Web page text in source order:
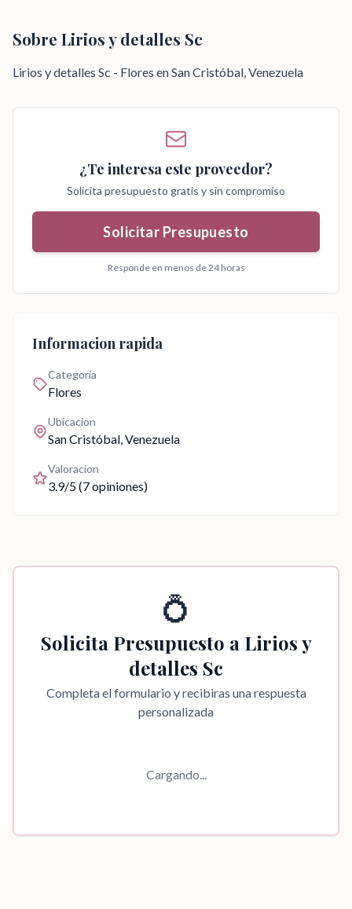
Sobre Lirios y detalles Sc
Lirios y detalles Sc - Flores en San Cristóbal, Venezuela
¿Te interesa este proveedor?
Solicita presupuesto gratis y sin compromiso
Solicitar Presupuesto
Responde en menos de 24 horas
Informacion rapida
Categoria
Flores
Ubicacion
San Cristóbal, Venezuela
Valoracion
3.9/5 (7opiniones)
💍
Solicita Presupuesto a Lirios y
detalles Sc
Completa el formulario y recibiras una respuesta
personalizada
Cargando...